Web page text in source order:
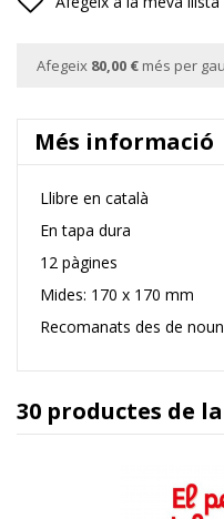
Afegeix 80,00 € més per
Més informació
Llibre en català
En tapa dura
12 pàgines
Mides: 170 x 170 mm
Recomanats des de
30 productes de